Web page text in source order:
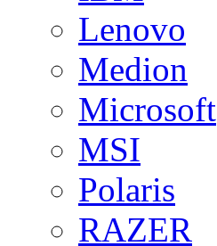
Lenovo
Medion
Microsoft
MSI
Polaris
RAZER